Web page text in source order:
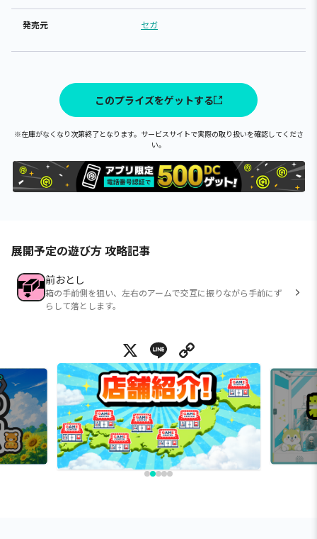
発売元 セガ
このプライズをゲットする
※在庫がなくなり次第終了となります。サービスサイトで実際の取り扱いを確認してくださ
い。
展開予定の遊び方 攻略記事
前おとし
箱の手前側を狙い、左右のアームで交互に振りながら手前にず
らして落とします。
X Line